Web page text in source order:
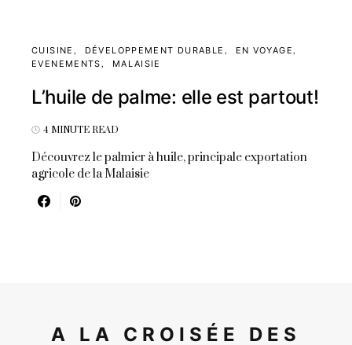
CUISINE DÉVELOPPEMENT DURABLE
EN VOYAGE
EVENEMENTS
MALAISIE
L’huile de palme: elle est partout!
4 MINUTE READ
Découvrez le palmier à huile, principale exportation
agricole de la Malaisie
A LA CROISÉE DES